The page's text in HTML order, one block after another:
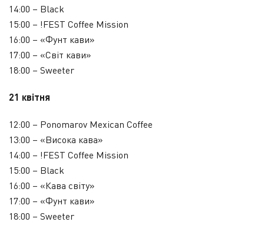
14:00 – Black
15:00 – !FEST Coffee Mission
16:00 – «Фунт кави»
17:00 – «Світ кави»
18:00 – Sweeter
21 квітня
12:00 – Ponomarov Mexican Coffee
13:00 – «Висока кава»
14:00 – !FEST Coffee Mission
15:00 – Black
16:00 – «Кава світу»
17:00 – «Фунт кави»
18:00 – Sweeter